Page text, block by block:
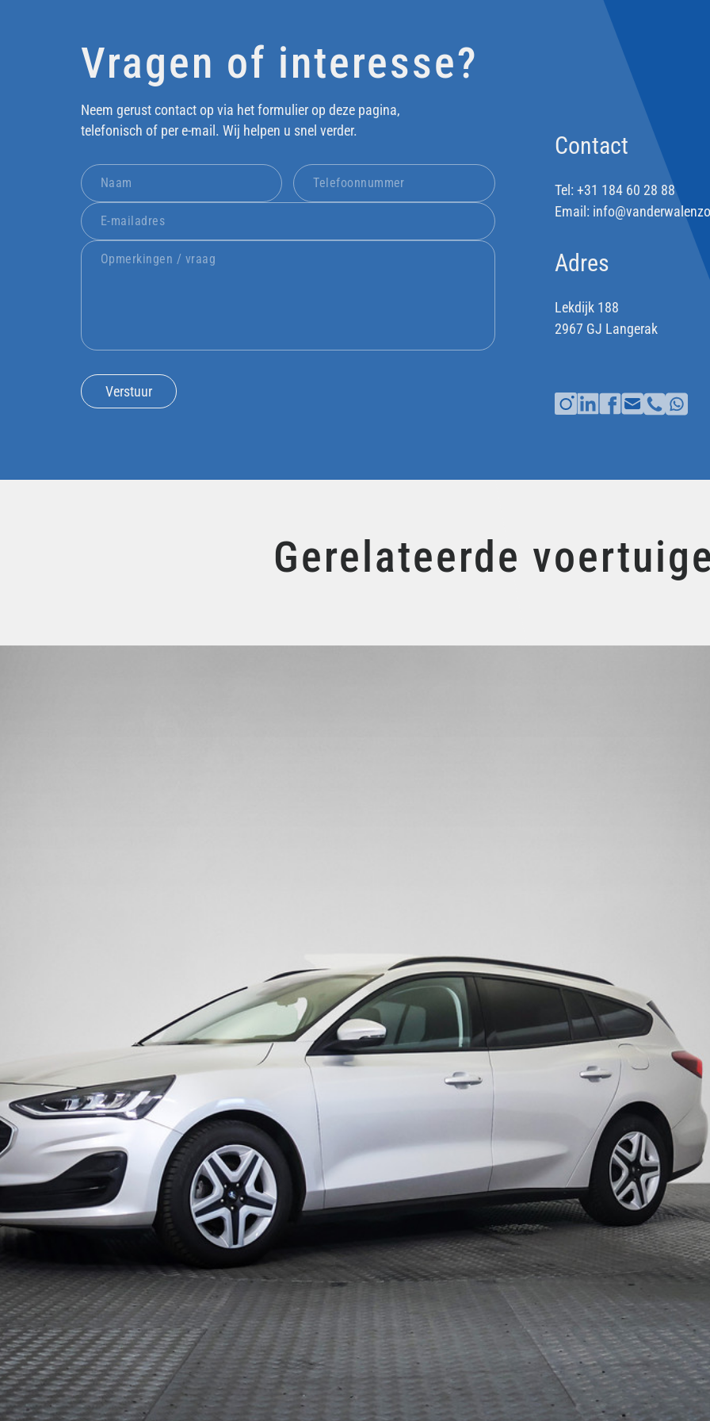
Vragen of interesse?
Neem gerust contact op via het formulier op deze pagina,
telefonisch of per e-mail. Wij helpen u snel verder.
Verstuur
Contact
Tel: +31 184 60 28 88
Email:
Adres
Lekdijk 188
2967 GJ Langerak
Gerelateerde